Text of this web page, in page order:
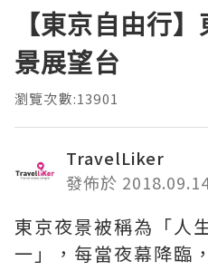
【東京自由行
景展望台
瀏覽次數:13901
TravelLiker
發佈於
東京夜景被稱為「人
一」，每當夜幕降臨